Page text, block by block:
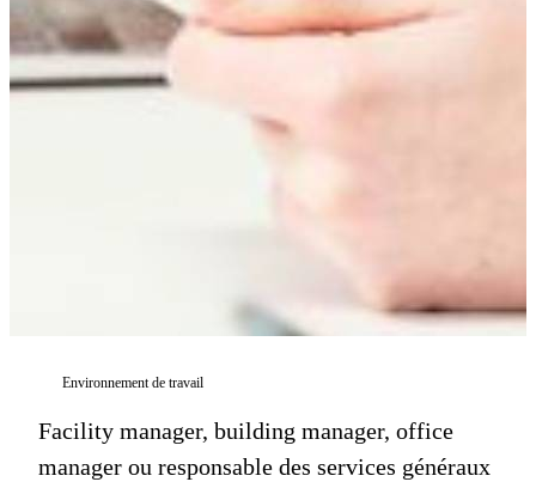
Environnement de travail
Facility manager, building manager, office
manager ou responsable des services généraux